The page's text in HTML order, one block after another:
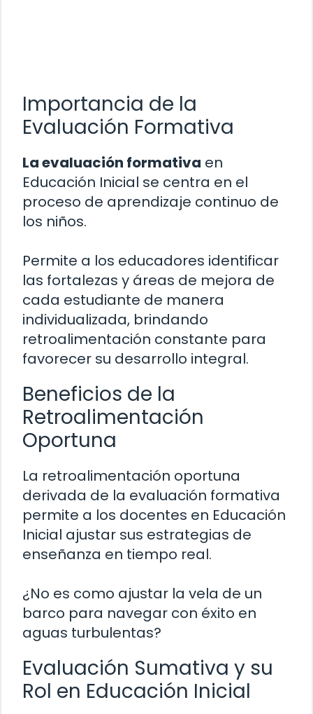
Importancia de la
Evaluación Formativa
La evaluación formativa en
Educación Inicial se centra en el
proceso de aprendizaje continuo de
los niños.
Permite a los educadores identificar
las fortalezas y áreas de mejora de
cada estudiante de manera
individualizada, brindando
retroalimentación constante para
favorecer su desarrollo integral.
Beneficios de la
Retroalimentación
Oportuna
La retroalimentación oportuna
derivada de la evaluación formativa
permite a los docentes en Educación
Inicial ajustar sus estrategias de
enseñanza en tiempo real.
¿No es como ajustar la vela de un
barco para navegar con éxito en
aguas turbulentas?
Evaluación Sumativa y su
Rol en Educación Inicial